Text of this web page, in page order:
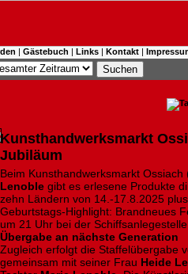
| Gästebuch | Links | Kontakt |
Kunsthandwerksmarkt
Jubiläum
Beim Kunsthandwerksmarkt
Lenoble gibt es erlesene Produkte
zehn Ländern von 14.-17.8.2025
Geburtstags-Highlight: Brandneues
um 21 Uhr bei der
Übergabe an nächste Generation
Zugleich erfolgt die Staffelübergabe
gemeinsam mit seiner Frau Heide